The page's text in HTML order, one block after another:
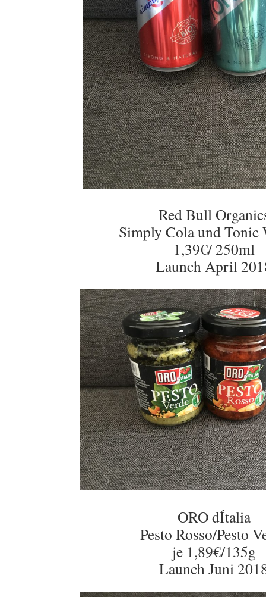
Red Bull
Simply Cola und Tonic
1,39€/ 250ml
Launch April
ORO dÍtalia
Pesto Rosso/Pesto
je 1,89€/135g
Launch Juni